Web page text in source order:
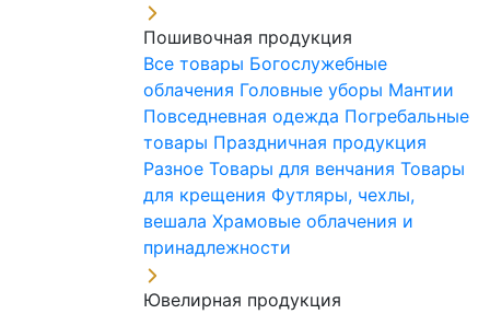
Пошивочная продукция
Все товары Богослужебные
облачения Головные уборы Мантии
Повседневная одежда Погребальные
товары Праздничная продукция
Разное Товары для венчания Товары
для крещения Футляры, чехлы,
вешала Храмовые облачения и
принадлежности
Ювелирная продукция